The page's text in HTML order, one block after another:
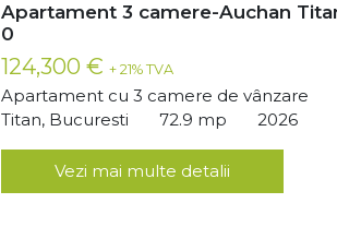
Apartament 3 camere-Auchan
0
124,300 € + 21% TVA
Apartament cu 3 camere de vânzare
Titan, Bucuresti
72.9 mp 2026
Vezi mai multe detalii